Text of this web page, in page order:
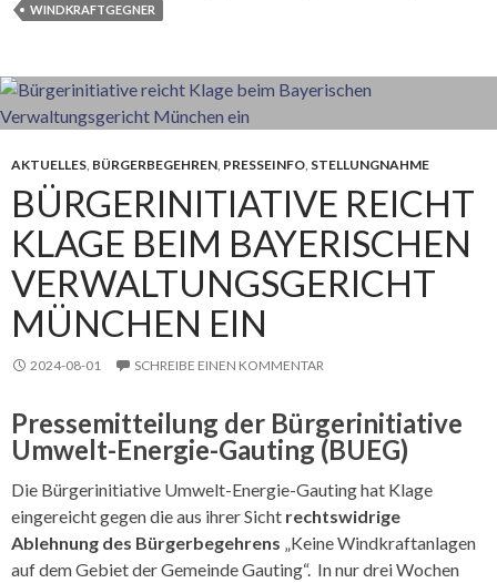
WINDKRAFTGEGNER
AKTUELLES BÜRGERBEGEHREN PRESSEINFO STELLUNGNAHME
BÜRGERINITIATIVE REICHT
KLAGE BEIM BAYERISCHEN
VERWALTUNGSGERICHT
MÜNCHEN EIN
2024-08-01 SCHREIBE EINEN KOMMENTAR
Pressemitteilung der Bürgerinitiative
Umwelt-Energie-Gauting (BUEG)
Die Bürgerinitiative Umwelt-Energie-Gauting hat Klage
eingereicht gegen die aus ihrer Sicht rechtswidrige
Ablehnung des Bürgerbegehrens „Keine Windkraftanlagen
auf dem Gebiet der Gemeinde Gauting“. In nur drei Wochen